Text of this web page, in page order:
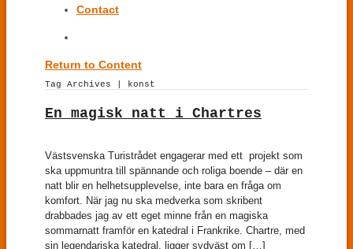
Contact
Return to Content
Tag Archives | konst
En magisk natt i Chartres
Västsvenska Turistrådet engagerar med ett projekt som
ska uppmuntra till spännande och roliga boende – där en
natt blir en helhetsupplevelse, inte bara en fråga om
komfort. När jag nu ska medverka som skribent
drabbades jag av ett eget minne från en magiska
sommarnatt framför en katedral i Frankrike. Chartre, med
sin legendariska katedral, ligger sydväst om […]